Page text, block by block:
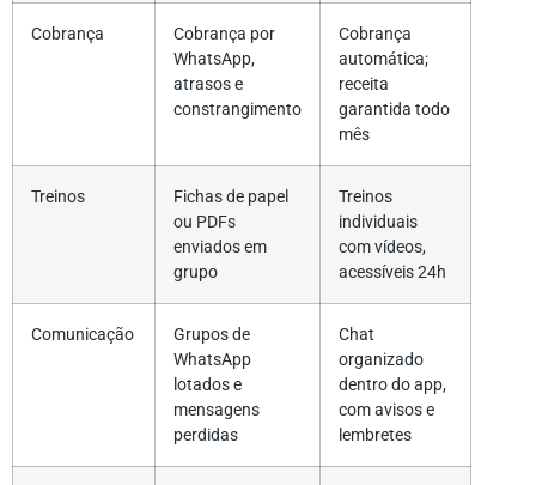
Cobrança
Cobrança por
WhatsApp,
atrasos e
constrangimento
Cobrança
automática;
receita
garantida todo
mês
Treinos
Fichas de papel
ou PDFs
enviados em
grupo
Treinos
individuais
com vídeos,
acessíveis 24h
Comunicação
Grupos de
WhatsApp
lotados e
mensagens
perdidas
Chat
organizado
dentro do app,
com avisos e
lembretes